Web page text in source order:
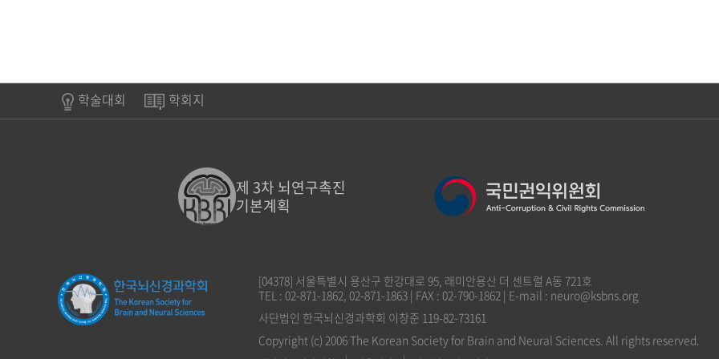
학술대회 학회지
제 3차 뇌연구촉진
기본계획
[04378] 서울특별시 용산구 한강대로 95, 래미안용산 더 센트럴 A동 721호
TEL : 02-871-1862, 02-871-1863 | FAX : 02-790-1862 | E-mail : neuro@ksbns.org
사단법인 한국뇌신경과학회 이창준 119-82-73161
Copyright (c) 2006 The Korean Society for Brain and Neural Sciences. All rights reserved.